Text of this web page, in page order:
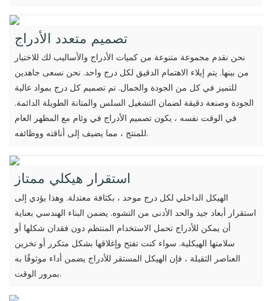
تصميم متعدد الأدراج
نحن نقدم مجموعة متنوعة من كميات الأدراج والأساليب لك للاختيار
من بينها. يتم إيلاء الاهتمام الدقيق لكل درج واحد. نحن نسعى جاهدين
للتميز في كل من الجودة والجمال. تم تصميم كل درج بمواد عالية
الجودة وصنعة دقيقة لضمان التشغيل السلس والمتانة الطويلة الدائمة.
في الوقت نفسه ، يكون تصميم الأدراج في وئام مع المظهر العام
للمنتج ، مما يضيف إلى أناقته ووظائفه.
استقرار هيكلي ممتاز
الهيكل الداخلي لكل درج موحد ، بكثافة معتدلة. وهذا يؤدي إلى
استقرار أبعاد جيد والحد الأدنى من التشوه. يضمن البناء الهندسي بعناية
أن يمكن للأدراج تحمل الاستخدام المنتظم دون فقدان شكلها أو
سلامتها الهيكلية. سواء كنت تفتح وإغلاقها بشكل متكرر أو تخزين
العناصر الثقيلة ، فإن الهيكل المستقر للأدراج يضمن أداء موثوقًا به
بمرور الوقت.